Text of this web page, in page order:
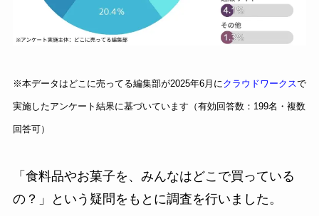
※本データはどこに売ってる編集部が2025年6月にクラウドワークスで
実施したアンケート結果に基づいています（有効回答数：199名・複数
回答可）
「食料品やお菓子を、みんなはどこで買っている
の？」という疑問をもとに調査を行いました。